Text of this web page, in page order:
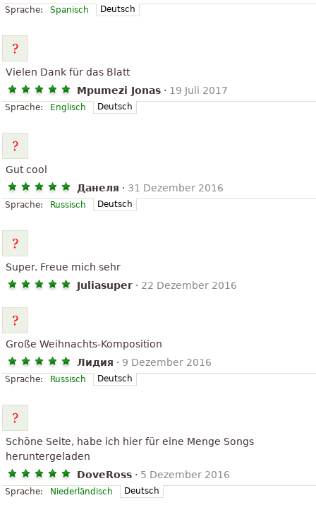
Sprache: Spanisch Deutsch
Vielen Dank für das Blatt
Mpumezi Jonas · 19 Juli 2017
Sprache: Englisch Deutsch
Gut cool
Данеля · 31 Dezember 2016
Sprache: Russisch Deutsch
Super. Freue mich sehr
Juliasuper · 22 Dezember 2016
Große Weihnachts-Komposition
Лидия · 9 Dezember 2016
Sprache: Russisch Deutsch
Schöne Seite, habe ich hier für eine Menge Songs
heruntergeladen
DoveRoss · 5 Dezember 2016
Sprache: Niederländisch Deutsch